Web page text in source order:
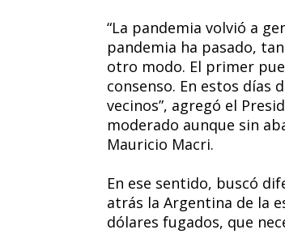
“La pandemia volvió a
pandemia ha pasado,
otro modo. El primer
consenso. En estos días
vecinos”, agregó el
moderado aunque sin
Mauricio Macri.
En ese sentido, buscó
atrás la Argentina de la
dólares fugados, que